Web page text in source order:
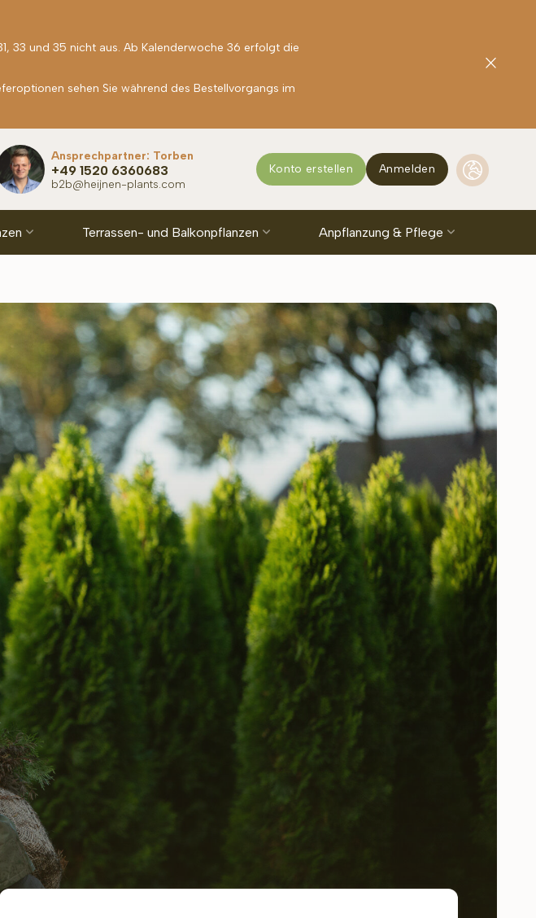
Konto erstellen Anmelden
Ansprechpartner: Torben
+49 1520 6360683
b2b@heijnen-plants.com
Terrassen- und Balkonpflanzen Anpflanzung & Pflege
33 und 35 nicht aus. Ab Kalenderwoche 36 erfolgt die
sehen Sie während des Bestellvorgangs im